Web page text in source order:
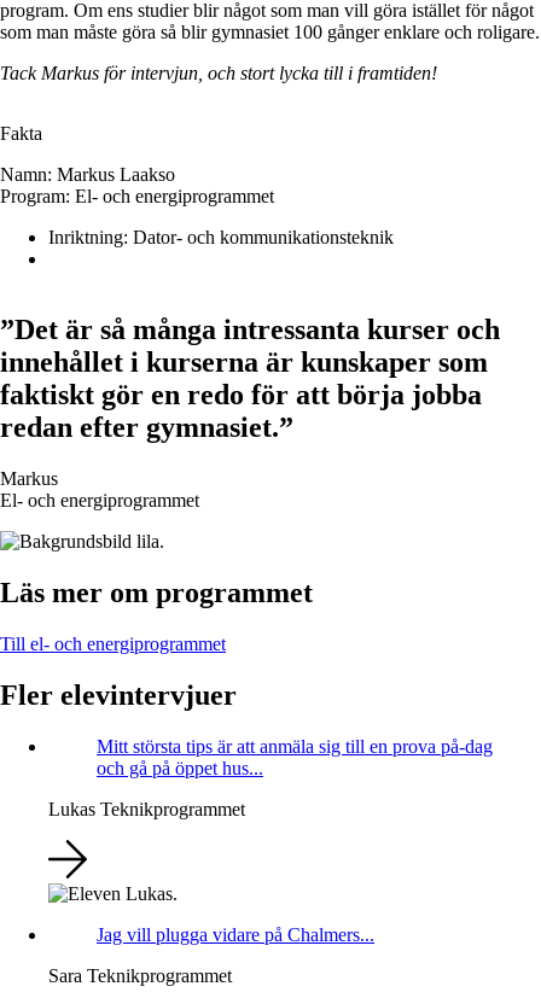
program. Om ens studier blir något som man vill göra istället för något
som man måste göra så blir gymnasiet 100 gånger enklare och roligare.
Tack Markus för intervjun, och stort lycka till i framtiden!
Fakta
Namn: Markus Laakso
Program: El- och energiprogrammet
Inriktning: Dator- och kommunikationsteknik
”Det är så många intressanta kurser och
innehållet i kurserna är kunskaper som
faktiskt gör en redo för att börja jobba
redan efter gymnasiet.”
Markus
El- och energiprogrammet
Läs mer om programmet
Till el- och energiprogrammet
Fler elevintervjuer
Mitt största tips är att anmäla sig till en prova på-dag
och gå på öppet hus...
Lukas Teknikprogrammet
Jag vill plugga vidare på Chalmers...
Sara Teknikprogrammet